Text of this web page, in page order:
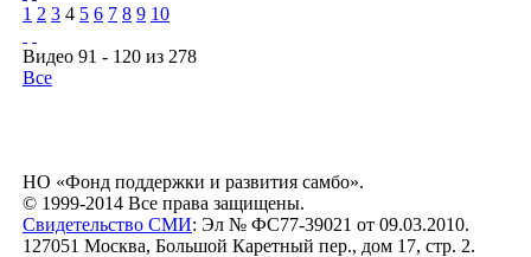
1 2 3 4 5 6 7 8 9 10
Видео 91 - 120 из 278
Все
НО «Фонд поддержки и развития самбо».
© 1999-2014 Все права защищены.
Свидетельство СМИ: Эл № ФС77-39021 от 09.03.2010.
127051 Москва, Большой Каретный пер., дом 17, стр. 2.